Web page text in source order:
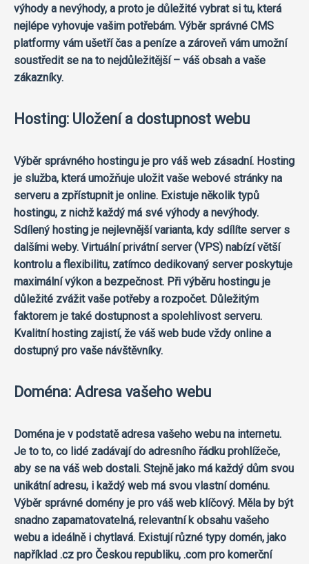
výhody a nevýhody, a proto je důležité vybrat si tu, která
nejlépe vyhovuje vašim potřebám. Výběr správné CMS
platformy vám ušetří čas a peníze a zároveň vám umožní
soustředit se na to nejdůležitější – váš obsah a vaše
zákazníky.
Hosting: Uložení a dostupnost webu
Výběr správného hostingu je pro váš web zásadní. Hosting
je služba, která umožňuje uložit vaše webové stránky na
serveru a zpřístupnit je online. Existuje několik typů
hostingu, z nichž každý má své výhody a nevýhody.
Sdílený hosting je nejlevnější varianta, kdy sdílíte server s
dalšími weby. Virtuální privátní server (VPS) nabízí větší
kontrolu a flexibilitu, zatímco dedikovaný server poskytuje
maximální výkon a bezpečnost. Při výběru hostingu je
důležité zvážit vaše potřeby a rozpočet. Důležitým
faktorem je také dostupnost a spolehlivost serveru.
Kvalitní hosting zajistí, že váš web bude vždy online a
dostupný pro vaše návštěvníky.
Doména: Adresa vašeho webu
Doména je v podstatě adresa vašeho webu na internetu.
Je to to, co lidé zadávají do adresního řádku prohlížeče,
aby se na váš web dostali. Stejně jako má každý dům svou
unikátní adresu, i každý web má svou vlastní doménu.
Výběr správné domény je pro váš web klíčový. Měla by být
snadno zapamatovatelná, relevantní k obsahu vašeho
webu a ideálně i chytlavá. Existují různé typy domén, jako
například .cz pro Českou republiku, .com pro komerční